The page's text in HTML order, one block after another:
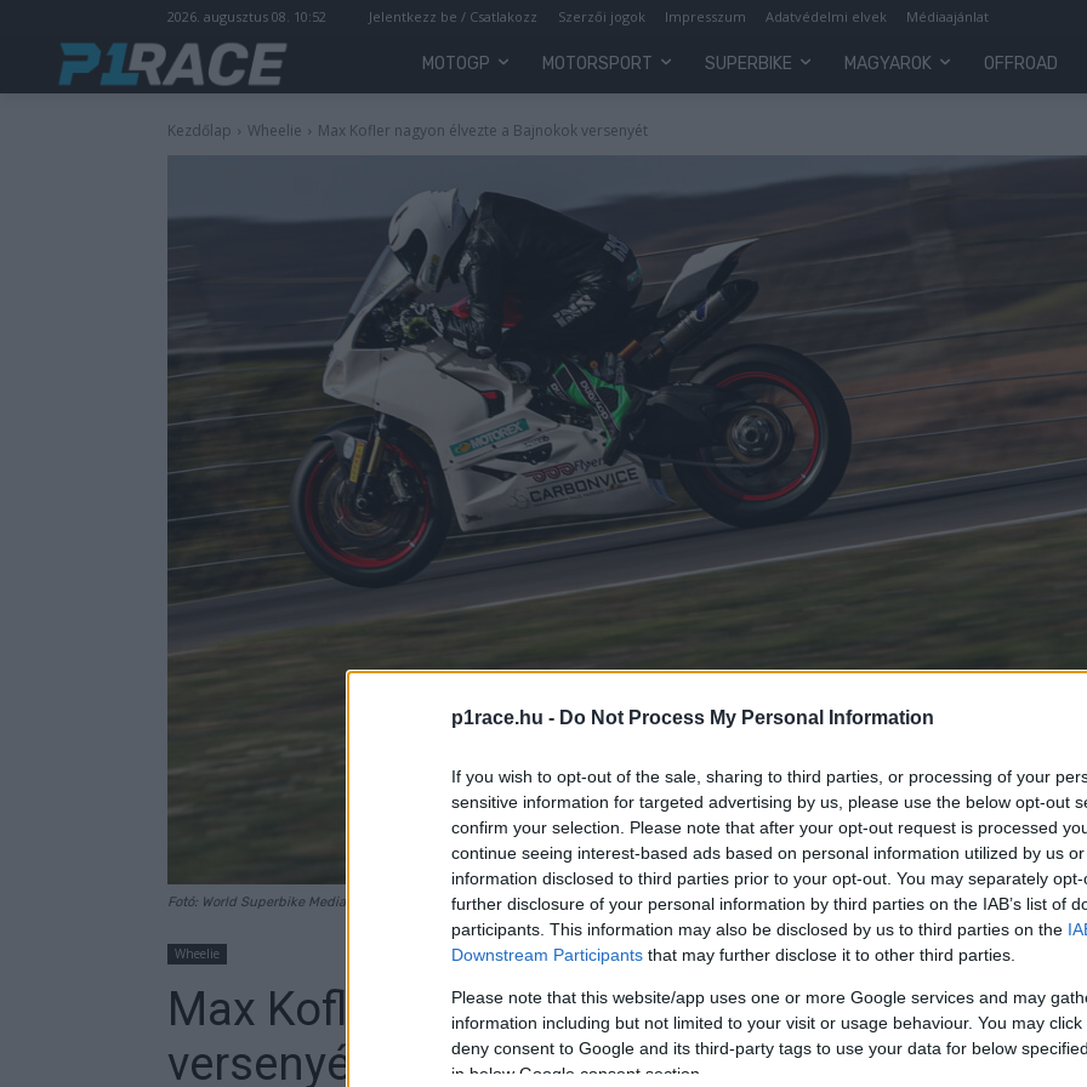
p1race.hu - Do Not Process My Personal Information
If you wish to opt-out of the sale, sharing to third parties, or processing of your
sensitive information for targeted advertising by us, please use the below opt-out
confirm your selection. Please note that after your opt-out request is processed
continue seeing interest-based ads based on personal information utilized by us
information disclosed to third parties prior to your opt-out. You may separately
further disclosure of your personal information by third parties on the IAB’s list of
participants. This information may also be disclosed by us to third parties on the
Downstream Participants that may further disclose it to other third parties.
Please note that this website/app uses one or more Google services and may
information including but not limited to your visit or usage behaviour. You may
deny consent to Google and its third-party tags to use your data for below
in below Google consent section.
2026. augusztus 08. 10:52 Jelentkezz be / Csatlakozz Szerzői jogok Impresszum Adatvédelmi elvek Médiaajánlat
MOTOGP MOTORSPORT SUPERBIKE MAGYAROK OFFROAD
Kezdőlap Wheelie Max Kofler nagyon élvezte a Bajnokok versenyét
Fotó: World Superbike Media
Wheelie
Max Kofler nagyon élvezte a Bajnokok
versenyét